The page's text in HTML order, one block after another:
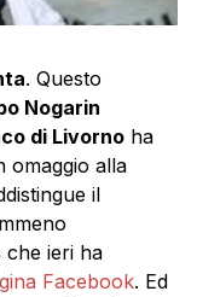
. Questo
Nogarin
di Livorno ha
omaggio alla
il
che ieri ha
Facebook. Ed